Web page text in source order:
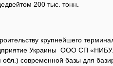
200 тыс. тонн.
крупнейшего
Украины ООО СП
обл.) современной базы для